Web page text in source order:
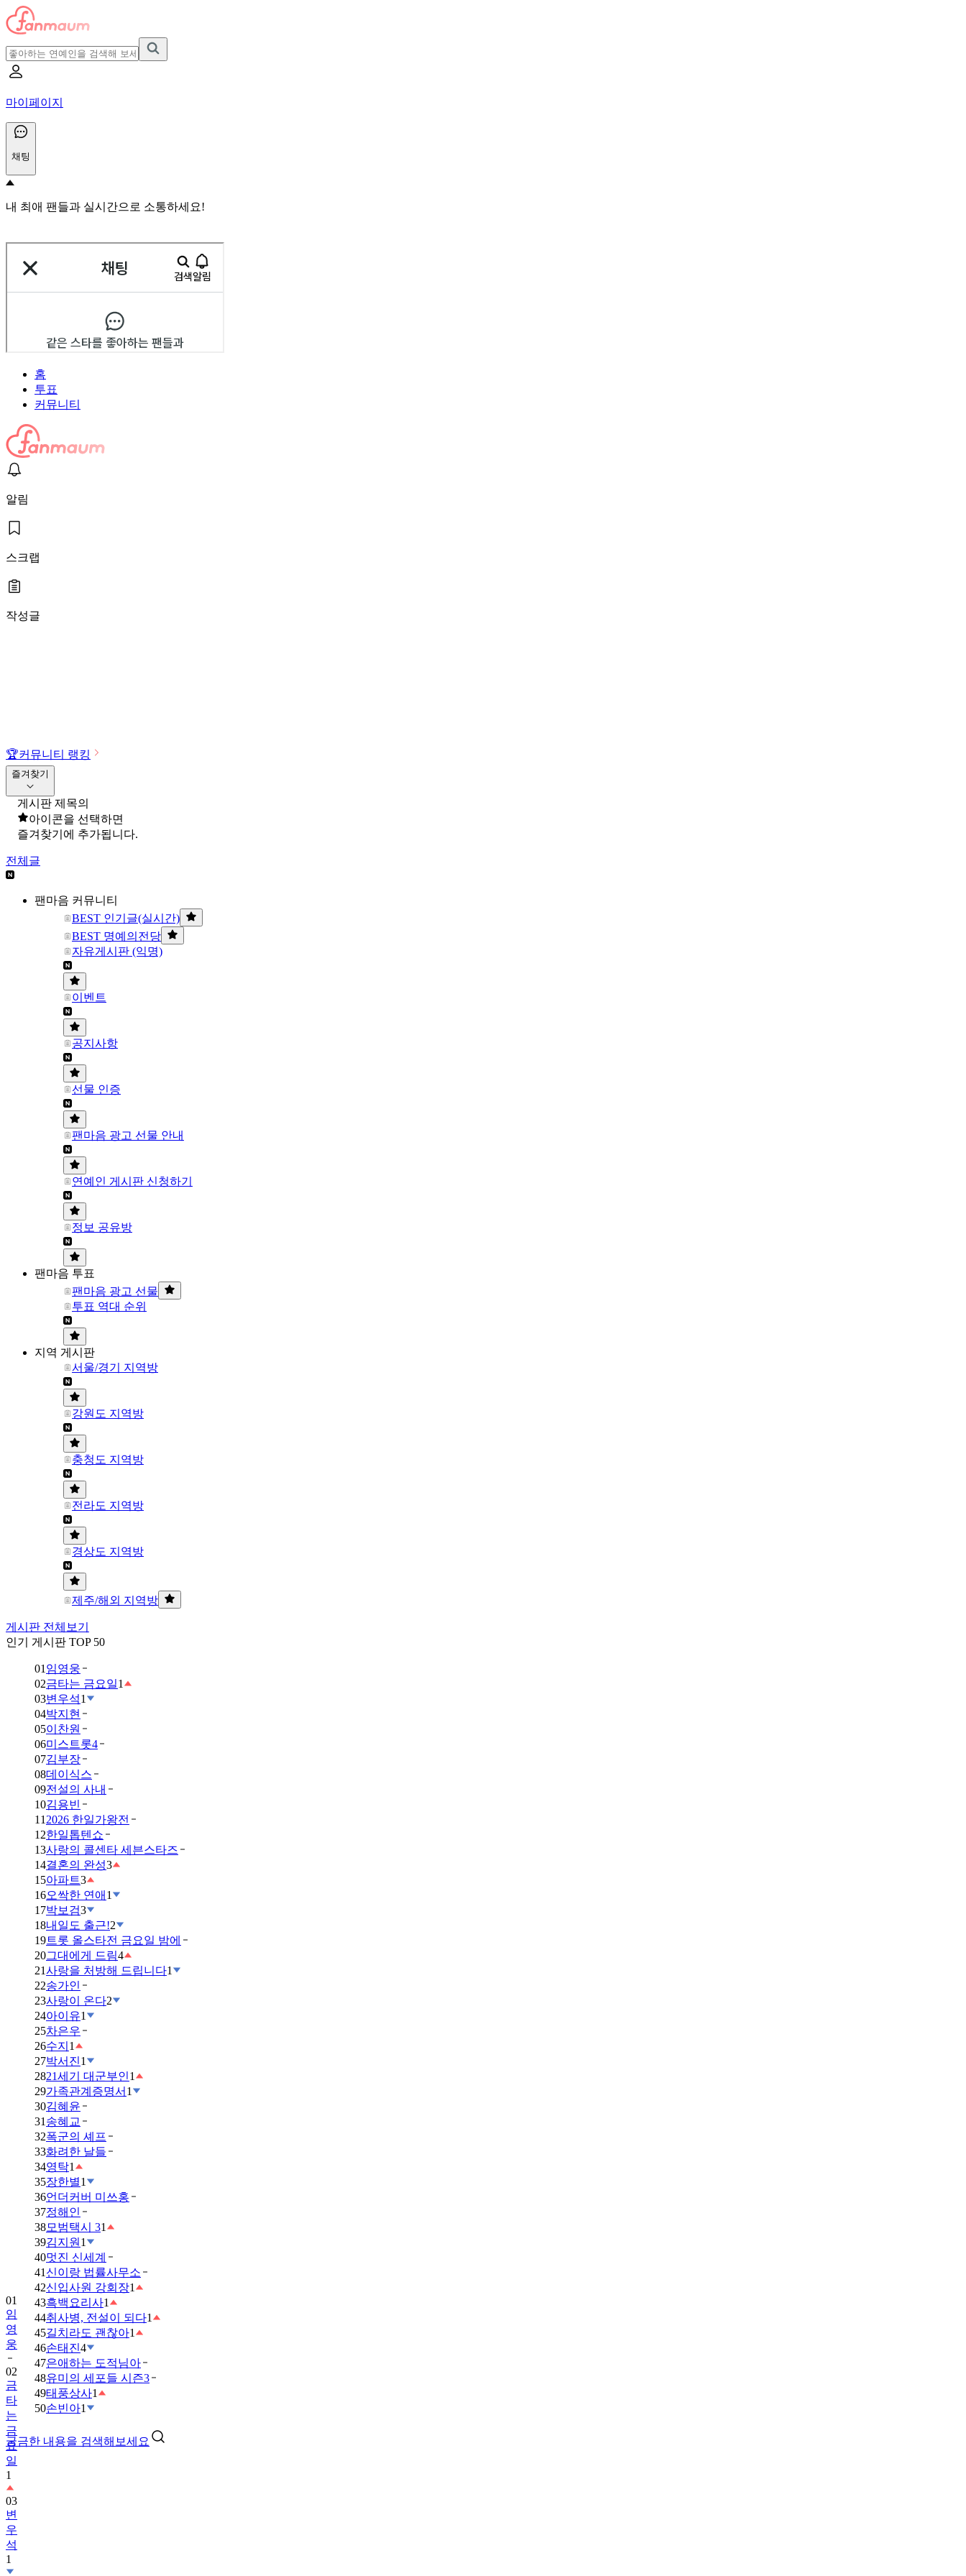
마이페이지
채팅
내 최애 팬들과 실시간으로 소통하세요!
홈
투표
커뮤니티
알림
스크랩
작성글
🏆커뮤니티 랭킹
즐겨찾기
게시판 제목의
아이콘을 선택하면
즐겨찾기에 추가됩니다.
전체글
팬마음 커뮤니티
BEST 인기글(실시간)
BEST 명예의전당
자유게시판 (익명)
이벤트
공지사항
선물 인증
팬마음 광고 선물 안내
연예인 게시판 신청하기
정보 공유방
팬마음 투표
팬마음 광고 선물
투표 역대 순위
지역 게시판
서울/경기 지역방
강원도 지역방
충청도 지역방
전라도 지역방
경상도 지역방
제주/해외 지역방
게시판 전체보기
인기 게시판 TOP 50
01 임영웅
02금타는 금요일1
03변우석1
04박지현
05이찬원
06미스트롯4
07김부장
08데이식스
09전설의 사내
10김용빈
11 2026 한일가왕전
12한일톱텐쇼
13사랑의 콜센타 세븐스타즈
14결혼의 완성3
15아파트3
16오싹한 연애 1
17박보검3
18내일도 출근!2
19트롯 올스타전 금요일 밤에
20그대에게 드림4
21사랑을 처방해 드립니다1
22송가인
23사랑이 온다2
24아이유1
25차은우
26수지 1
27박서진1
2821세기 대군부인1
29가족관계증명서 1
30김혜윤
31 송혜교
32폭군의 셰프
33화려한 날들
34영탁1
35장한별1
36언더커버 미쓰홍
37정해인
38모범택시 31
39김지원 1
40멋진 신세계
41 신이랑 법률사무소
42신입사원 강회장1
43흑백요리사1
44취사병, 전설이 되다1
45길치라도 괜찮아1
46손태진4
47은애하는 도적님아
48유미의 세포들 시즌3
49태풍상사1
50손빈아1
궁금한 내용을 검색해보세요
영
웅
02
금
타
는
금
요
일
1
03
변
우
석
1
04
박